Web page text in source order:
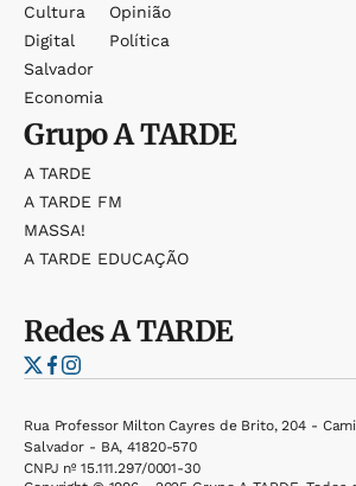
Cultura
Digital
Salvador
Economia
Opinião
Política
GrupoA TARDE
A TARDE
A TARDE FM
MASSA!
A TARDE EDUCAÇÃO
RedesA TARDE
Rua Professor Milton Cayres de Brito, 204 -
Salvador - BA, 41820-570
CNPJ nº 15.111.297/0001-30